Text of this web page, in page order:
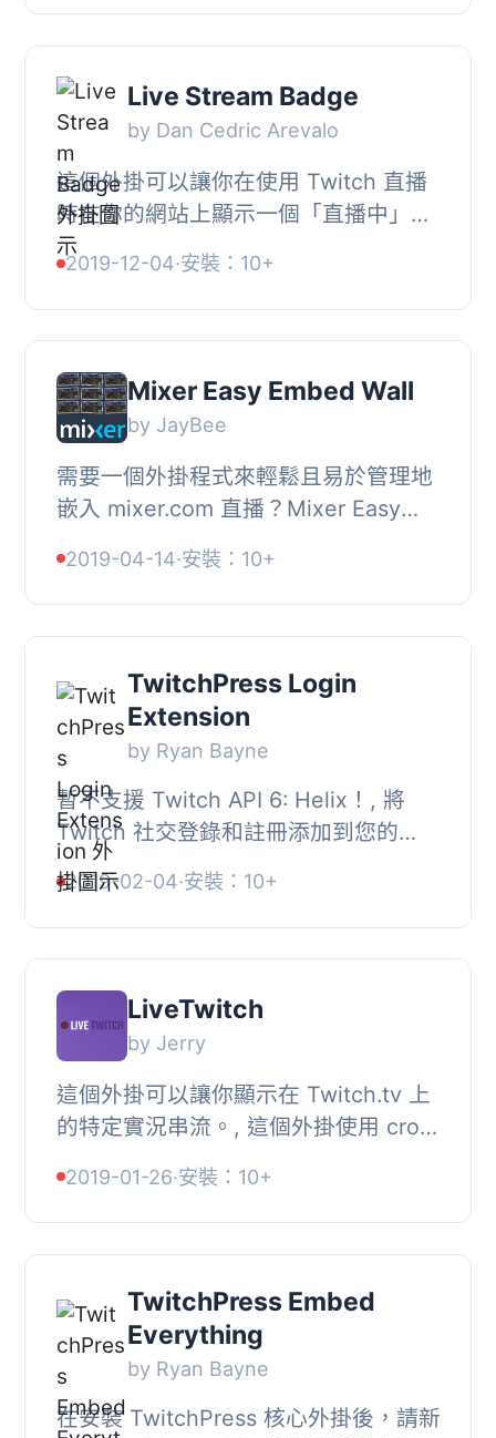
整體性能。, 如需在...
Live Stream Badge
by Dan Cedric Arevalo
這個外掛可以讓你在使用 Twitch 直播
時在你的網站上顯示一個「直播中」的
徽章。, 你可以自訂文本和顏色！, 你需
要擁有一個 Twitch 帳戶和一個客戶端
ID。, 插...
2019-12-04·安裝：10+
Mixer Easy Embed Wall
by JayBee
需要一個外掛程式來輕鬆且易於管理地
嵌入 mixer.com 直播？Mixer Easy
並自訂外觀。, , 顯示正在玩特定遊戲的
mixer 直播...
2019-04-14·安裝：10+
TwitchPress Login
Extension
by Ryan Bayne
暫不支援 Twitch API 6: Helix！, 將
Twitch 社交登錄和註冊添加到您的
TwitchPress 服務中。此外掛程式充當
TwitchPress 的擴展，, 而且自己沒有
其他用途。...
2019-02-04·安裝：10+
LiveTwitch
by Jerry
這個外掛可以讓你顯示在 Twitch.tv 上
的特定實況串流。, 這個外掛使用 cron
新一次）。, 你可以透過小工具或
shortcode ...
2019-01-26·安裝：10+
TwitchPress Embed
Everything
by Ryan Bayne
在安裝 TwitchPress 核心外掛後，請新